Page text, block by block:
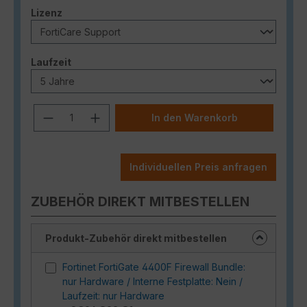
Lizenz
Laufzeitauswählen
Produkt Anzahl: Gib den
In den Warenkorb
Individuellen Preis anfragen
ZUBEHÖR DIREKT MITBESTELLEN
Produkt-Zubehör direkt mitbestellen
Fortinet FortiGate 4400F Firewall Bundle:
nur Hardware / Interne Festplatte: Nein /
Laufzeit: nur Hardware